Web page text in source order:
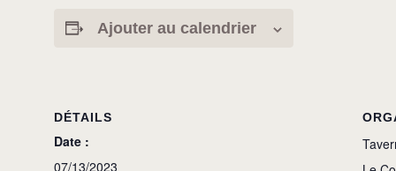
Ajouter au calendrier
DÉTAILS
Date :
07/13/2023